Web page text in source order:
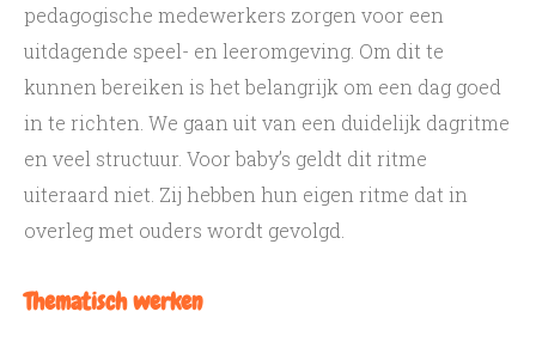
Algemene informatie
pedagogische medewerkers zorgen voor een
uitdagende speel- en leeromgeving. Om dit te
kunnen bereiken is het belangrijk om een dag goed
in te richten. We gaan uit van een duidelijk dagritme
en veel structuur. Voor baby’s geldt dit ritme
uiteraard niet. Zij hebben hun eigen ritme dat in
overleg met ouders wordt gevolgd.
Thematisch werken